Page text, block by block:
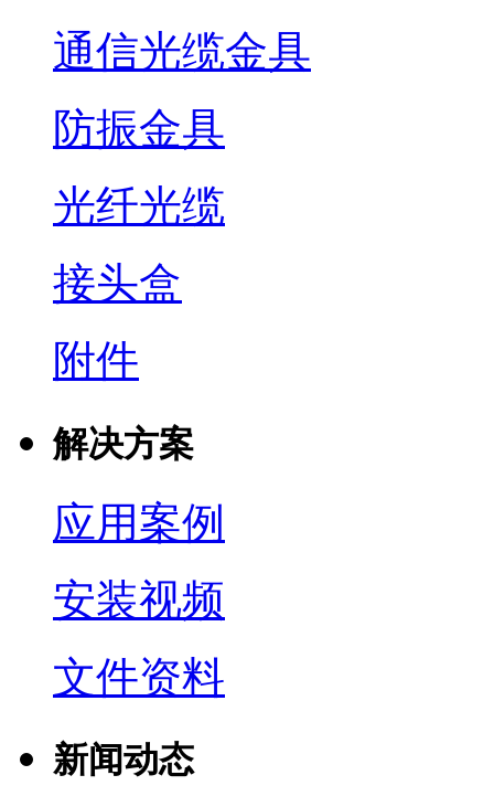
通信光缆金具
防振金具
光纤光缆
接头盒
附件
解决方案
应用案例
安装视频
文件资料
新闻动态